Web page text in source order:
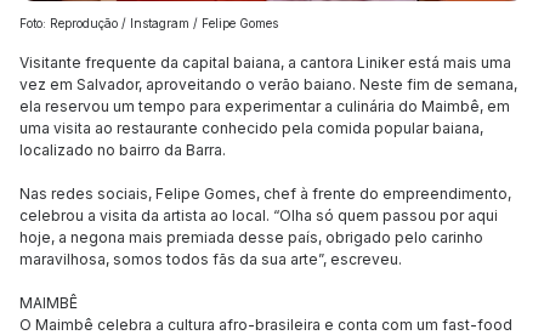
Foto: Reprodução / Instagram / Felipe Gomes
Visitante frequente da capital baiana, a cantora Liniker está mais uma
vez em Salvador, aproveitando o verão baiano. Neste fim de semana,
ela reservou um tempo para experimentar a culinária do Maimbê, em
uma visita ao restaurante conhecido pela comida popular baiana,
localizado no bairro da Barra.
Nas redes sociais, Felipe Gomes, chef à frente do empreendimento,
celebrou a visita da artista ao local. “Olha só quem passou por aqui
hoje, a negona mais premiada desse país, obrigado pelo carinho
maravilhosa, somos todos fãs da sua arte”, escreveu.
MAIMBÊ
O Maimbê celebra a cultura afro-brasileira e conta com um fast-food